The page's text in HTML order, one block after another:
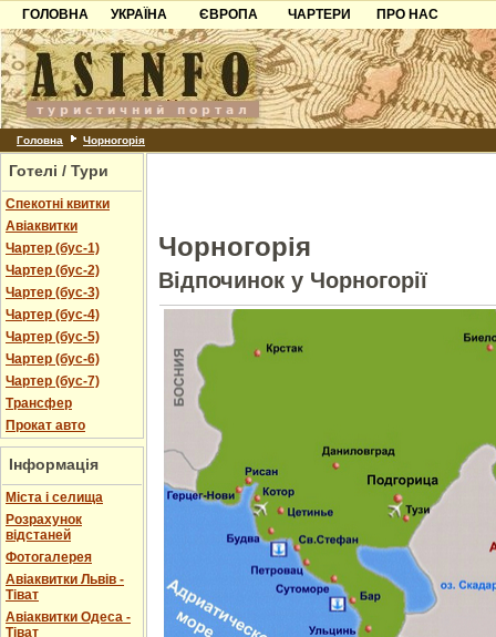
ГОЛОВНА
УКРАЇНА
Карпати
Азов
Причорноморря
Шацьк
ЄВРОПА
Чорногорія
Хорватія
Болгарія
ЧАРТЕРИ
ПРО НАС
Контакти
Партнерам
Додати готель
Головна Чорногорія
Готелі / Тури
Спекотні квитки
Авіаквитки
Чартер (бус-1)
Чартер (бус-2)
Чартер (бус-3)
Чартер (бус-4)
Чартер (бус-5)
Чартер (бус-6)
Чартер (бус-7)
Трансфер
Прокат авто
Інформація
Міста і селища
Розрахунок
відстаней
Фотогалерея
Авіаквитки Львів -
Тіват
Авіаквитки Одеса -
Тіват
Чорногорія
Відпочинок у Чорногорії